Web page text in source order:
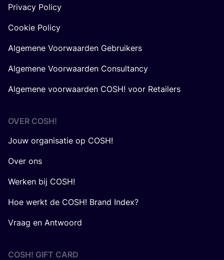
Privacy Policy
Cookie Policy
Algemene Voorwaarden Gebruikers
Algemene Voorwaarden Consultancy
Algemene voorwaarden COSH! voor Retailers
OVER COSH!
Jouw organisatie op COSH!
Over ons
Werken bij COSH!
Hoe werkt de COSH! Brand Index?
Vraag en Antwoord
COSH! GIFT CARD